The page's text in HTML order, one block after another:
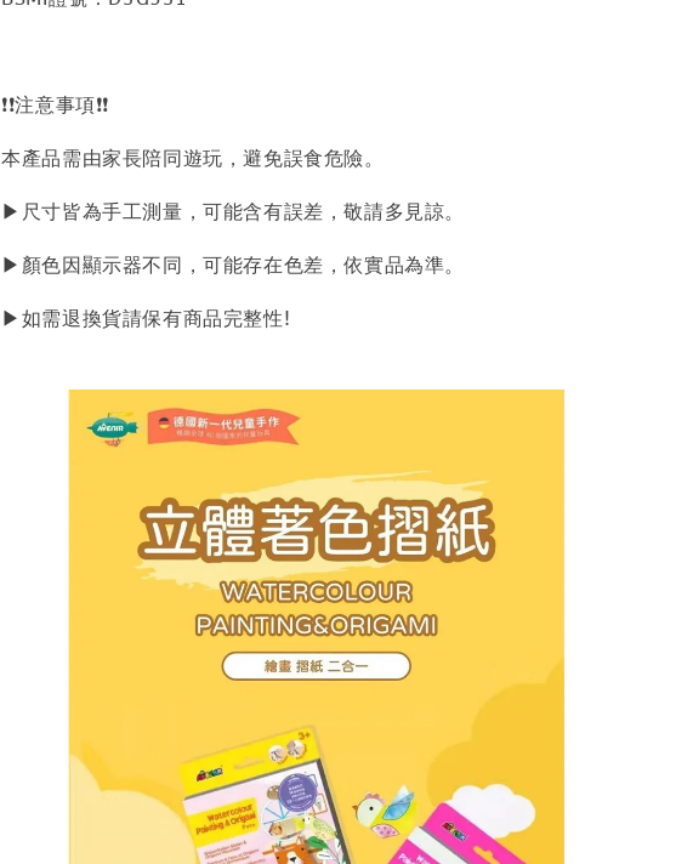
❗❗注意事項❗❗
本產品需由家長陪同遊玩，避免誤食危險。
▶尺寸皆為手工測量，可能含有誤差，敬請多見諒。
▶顏色因顯示器不同，可能存在色差，依實品為準。
▶如需退換貨請保有商品完整性!